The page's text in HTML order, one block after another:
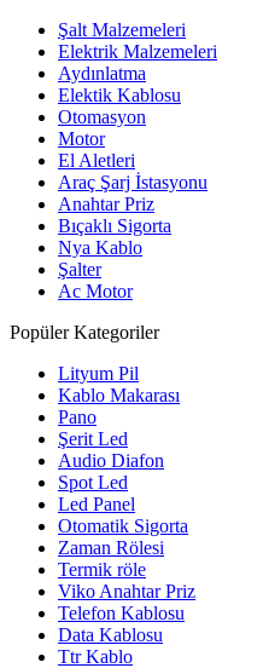
Şalt Malzemeleri
Elektrik Malzemeleri
Aydınlatma
Elektik Kablosu
Otomasyon
Motor
El Aletleri
Araç Şarj İstasyonu
Anahtar Priz
Bıçaklı Sigorta
Nya Kablo
Şalter
Ac Motor
Popüler Kategoriler
Lityum Pil
Kablo Makarası
Pano
Şerit Led
Audio Diafon
Spot Led
Led Panel
Otomatik Sigorta
Zaman Rölesi
Termik röle
Viko Anahtar Priz
Telefon Kablosu
Data Kablosu
Ttr Kablo